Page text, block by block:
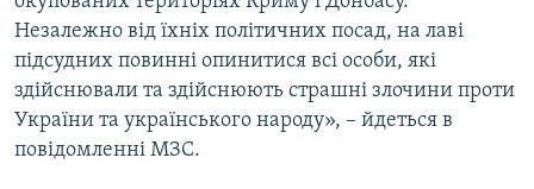
Незалежно від їхніх політичних посад, на лаві
підсудних повинні опинитися всі особи, які
здійснювали та здійснюють страшні злочини проти
України та українського народу», – йдеться в
повідомленні МЗС.